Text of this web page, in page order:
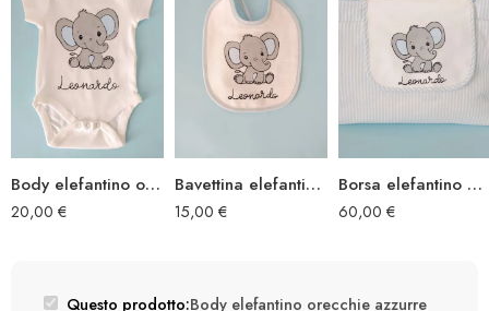
Body elefantino orecchie azzurre
20,00 €
Bavettina elefantino orecchie azzurre
15,00 €
Borsa elefantino orecchie azzurre
60,00 €
Questo prodotto:Body elefantino orecchie azzurre